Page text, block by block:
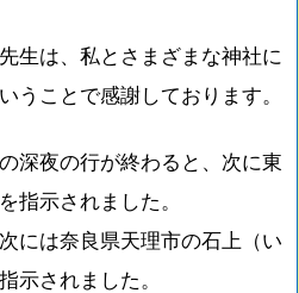
生は、私とさまざまな神社に
うことで感謝しております。
深夜の行が終わると、次に東
指示されました。
には奈良県天理市の石上（い
示されました。